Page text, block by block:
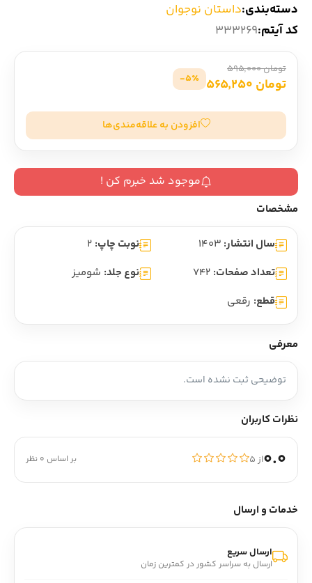
دسته‌بندی:داستان نوجوان
کد آیتم:333269
تومان 595,000
تومان 565,250 5٪-
افزودن به علاقه‌مندی‌ها
موجود شد خبرم کن !
مشخصات
سال انتشار: 1403 نوبت چاپ: 2
تعداد صفحات: 742 نوع جلد: شومیز
قطع: رقعی
معرفی
توضیحی ثبت نشده است.
نظرات کاربران
0.0از ۵ بر اساس 0 نظر
خدمات و ارسال
ارسال سریع
ارسال به سراسر کشور در کمترین زمان